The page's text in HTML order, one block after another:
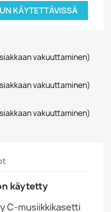
KÄYTETTÄVISSÄ
vakuuttaminen)
vakuuttaminen)
vakuuttaminen)
käytetty
C-musiikkikasetti